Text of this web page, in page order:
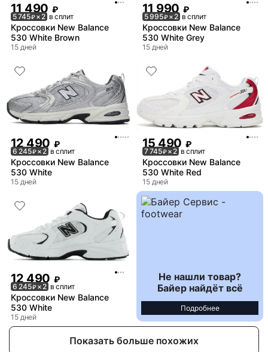
11 490 ₽
5 745₽× 2 в сплит
Кроссовки New Balance
530 White Brown
15 дней
11 990 ₽
5 995₽× 2 в сплит
Кроссовки New Balance
530 White Grey
15 дней
12 490 ₽
6 245₽× 2 в сплит
Кроссовки New Balance
530 White
15 дней
15 490 ₽
7 745₽× 2 в сплит
Кроссовки New Balance
530 White Red
15 дней
12 490 ₽
6 245₽× 2 в сплит
Кроссовки New Balance
530 White
15 дней
Не нашли товар?
Байер найдёт всё
Подробнее
Показать больше похожих